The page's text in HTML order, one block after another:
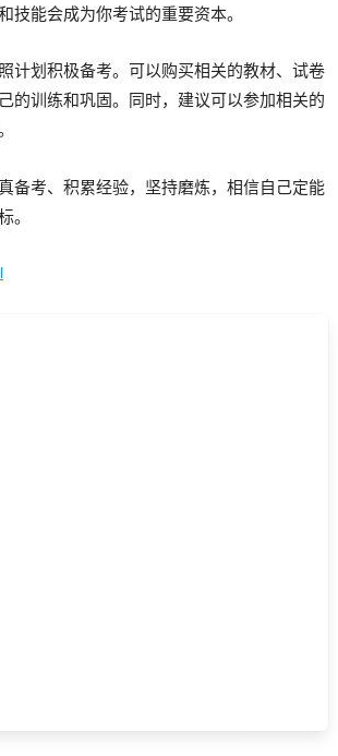
技能会成为你考试的重要资本。
计划积极备考。可以购买相关的教材、试卷
的训练和巩固。同时，建议可以参加相关的
备考、积累经验，坚持磨炼，相信自己定能
。